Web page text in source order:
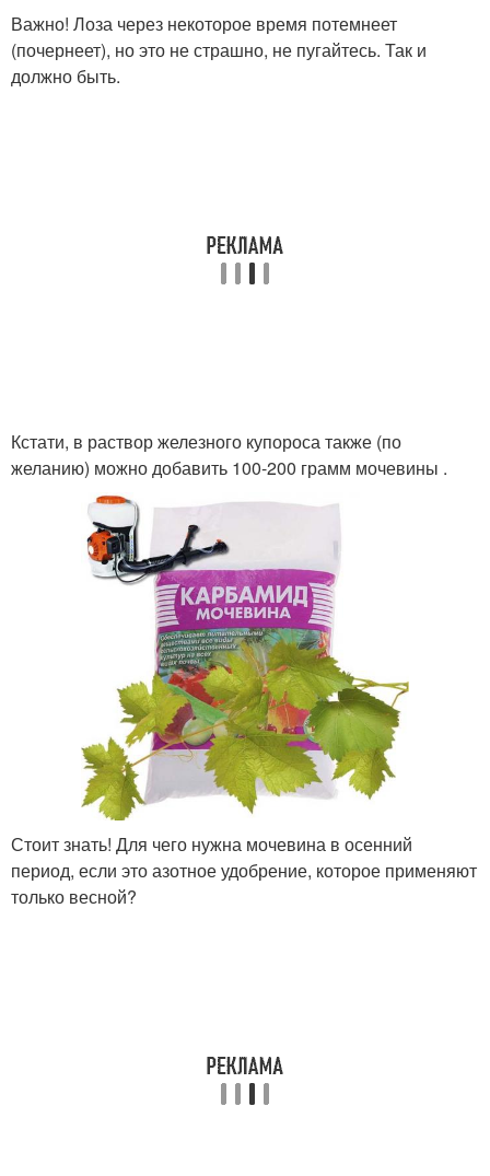
Важно! Лоза через некоторое время потемнеет
(почернеет), но это не страшно, не пугайтесь. Так и
должно быть.
Кстати, в раствор железного купороса также (по
желанию) можно добавить 100-200 грамм мочевины .
Стоит знать! Для чего нужна мочевина в осенний
период, если это азотное удобрение, которое применяют
только весной?